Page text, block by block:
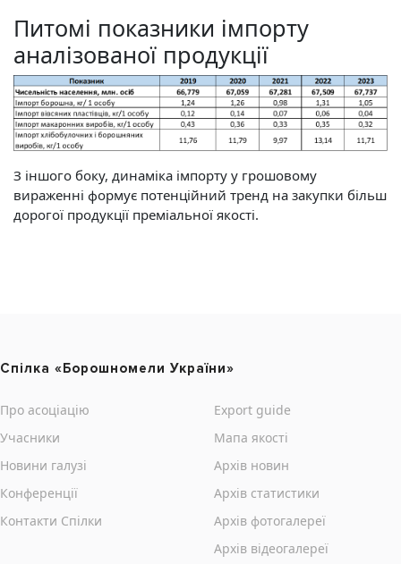
Питомі показники імпорту
аналізованої продукції
З іншого боку, динаміка імпорту у грошовому
вираженні формує потенційний тренд на закупки більш
дорогої продукції преміальної якості.
Cпілка «Борошномели України»
Про асоціацію
Учасники
Новини галузі
Конференції
Контакти Cпілки
Export guide
Мапа якості
Архів новин
Архів статистики
Архів фотогалереї
Архів відеогалереї